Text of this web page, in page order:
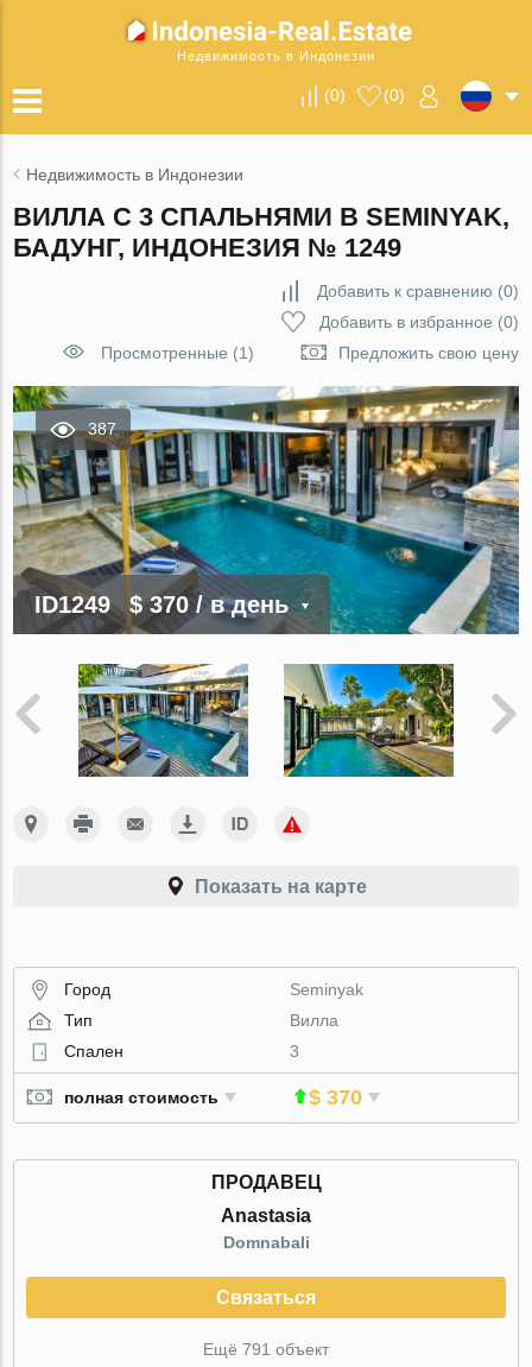
Недвижимость в Индонезии
(0) (0)
Недвижимость в Индонезии
ВИЛЛА С 3 СПАЛЬНЯМИ В SEMINYAK,
БАДУНГ, ИНДОНЕЗИЯ № 1249
Добавить к сравнению (0)
Добавить в избранное (0)
Просмотренные (1)
Предложить свою цену
387
ID1249 $ 370/ в день
Показать на карте
Город
Seminyak
Тип
Вилла
Спален
3
полная стоимость $ 370
ПРОДАВЕЦ
Anastasia
Domnabali
Связаться
Ещё 791 объект